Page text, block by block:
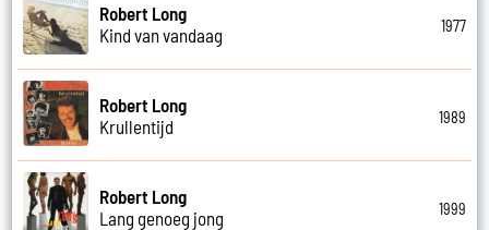
Robert Long
Kind van vandaag
1977
Robert Long
Krullentijd
1989
Robert Long
Lang genoeg jong
1999